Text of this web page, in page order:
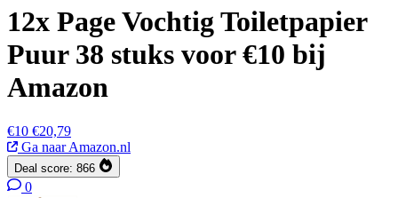
12x Page Vochtig Toiletpapier
Puur 38 stuks voor €10 bij
Amazon
€10 €20,79
Ga naar Amazon.nl
Deal score: 866
0